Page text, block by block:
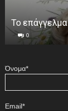
Το
0
Όνομα*
Email*